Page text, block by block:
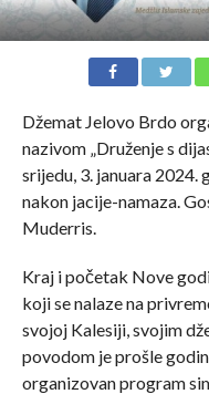
Džemat Jelovo Brdo
nazivom „Druženje s
srijedu, 3. januara 2024.
nakon jacije-namaza.
Muderris.
Kraj i početak Nove
koji se nalaze na
svojoj Kalesiji, svojim
povodom je prošle
organizovan program